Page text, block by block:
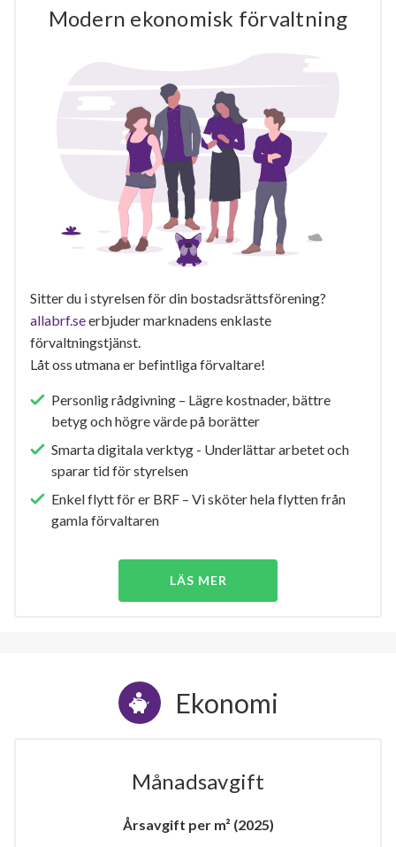
Modern ekonomisk förvaltning
Sitter du i styrelsen för din bostadsrättsförening?
allabrf.seerbjuder marknadens enklaste
förvaltningstjänst.
Låt oss utmana er befintliga förvaltare!
Personlig rådgivning – Lägre kostnader, bättre
betyg och högre värde på borätter
Smarta digitala verktyg - Underlättar arbetet och
sparar tid för styrelsen
Enkel flytt för er BRF – Vi sköter hela flytten från
gamla förvaltaren
LÄS MER
Ekonomi
Månadsavgift
Årsavgift per m² (2025)